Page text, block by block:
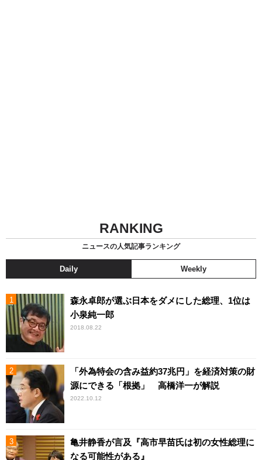
RANKING
ニュースの人気記事ランキング
Daily Weekly
森永卓郎が選ぶ日本をダメにした総理、1位は
小泉純一郎
2018.08.22
「外為特会の含み益約37兆円」を経済対策の財
源にできる「根拠」 高橋洋一が解説
2022.10.12
亀井静香が言及『高市早苗氏は初の女性総理に
なる可能性がある』